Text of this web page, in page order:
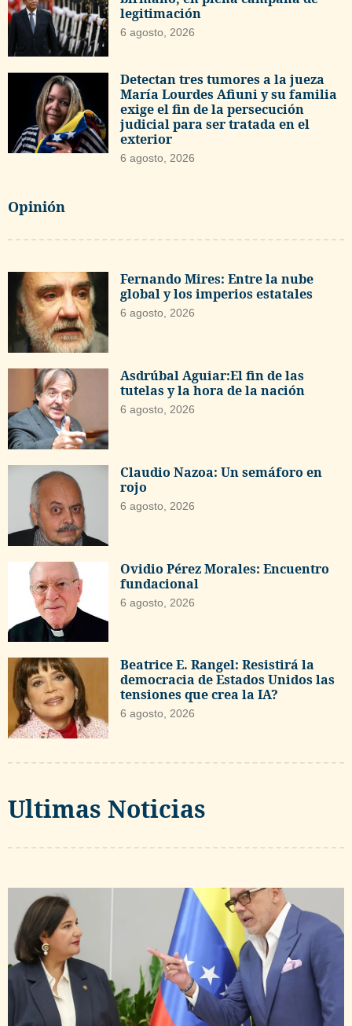
legitimación
6 agosto, 2026
Detectan tres tumores a la jueza
María Lourdes Afiuni y su familia
exige el fin de la persecución
judicial para ser tratada en el
exterior
6 agosto, 2026
Opinión
Fernando Mires: Entre la nube
global y los imperios estatales
6 agosto, 2026
Asdrúbal Aguiar:El fin de las
tutelas y la hora de la nación
6 agosto, 2026
Claudio Nazoa: Un semáforo en
rojo
6 agosto, 2026
Ovidio Pérez Morales: Encuentro
fundacional
6 agosto, 2026
Beatrice E. Rangel: Resistirá la
democracia de Estados Unidos las
tensiones que crea la IA?
6 agosto, 2026
Ultimas Noticias